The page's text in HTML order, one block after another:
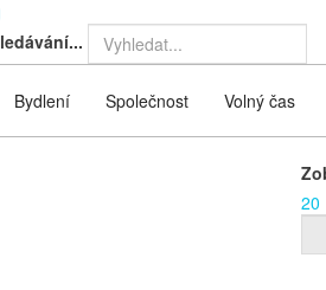
Bydlení Společnost Volný čas
20